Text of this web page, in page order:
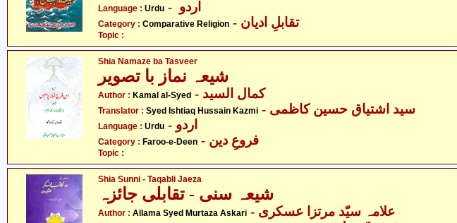
Language : Urdu
Category : Comparative Religion - تقابلِ ادیان
Topic :
Shia Namaze ba Tasveer
شیعہ نماز با تصویر
Author : Kamal al-Syed - کمال السید
Translator : Syed Ishtiaq Hussain Kazmi - سید اشتیاق حسین کاظمی
Language : Urdu - اردو
Category : Faroo-e-Deen - فروعِ دین
Topic :
Shia Sunni - Taqabli Jaeza
شیعہ سنی - تقابلی جائزہ
Author : Allama Syed Murtaza Askari - علامہ سیّد مرتزا عسکری